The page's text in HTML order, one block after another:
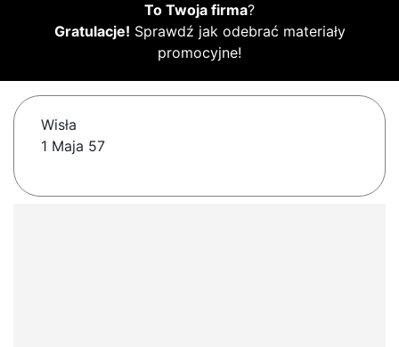
To Twoja firma?
Gratulacje! Sprawdź jak odebrać materiały
promocyjne!
Wisła
1 Maja 57